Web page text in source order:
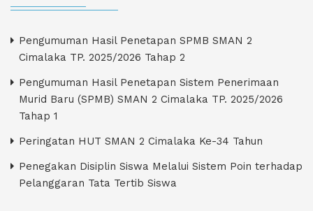
Pengumuman Hasil Penetapan SPMB SMAN 2
Cimalaka TP. 2025/2026 Tahap 2
Pengumuman Hasil Penetapan Sistem Penerimaan
Murid Baru (SPMB) SMAN 2 Cimalaka TP. 2025/2026
Tahap 1
Peringatan HUT SMAN 2 Cimalaka Ke-34 Tahun
Penegakan Disiplin Siswa Melalui Sistem Poin terhadap
Pelanggaran Tata Tertib Siswa